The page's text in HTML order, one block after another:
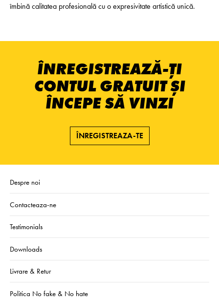
îmbină calitatea profesională cu o expresivitate artistică unică.
ÎNREGISTREAZĂ-ȚI
CONTUL GRATUIT ȘI
ÎNCEPE SĂ VINZI
ÎNREGISTREAZA-TE
Despre noi
Contacteaza-ne
Testimonials
Downloads
Livrare & Retur
Politica No fake & No hate